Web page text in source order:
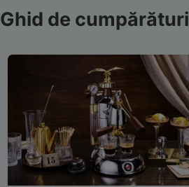
Ghid de cumpărături